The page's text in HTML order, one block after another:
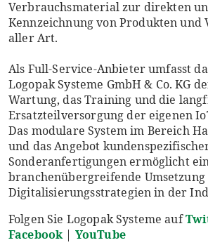
Verbrauchsmaterial zur direkten
Kennzeichnung von Produkten und
aller Art.
Als Full-Service-Anbieter umfasst
Logopak Systeme GmbH & Co. KG
Wartung, das Training und die
Ersatzteilversorgung der eigenen
Das modulare System im Bereich
und das Angebot
Sonderanfertigungen ermöglicht
branchenübergreifende
Digitalisierungsstrategien in der
Folgen Sie Logopak Systeme auf
Facebook| YouTube